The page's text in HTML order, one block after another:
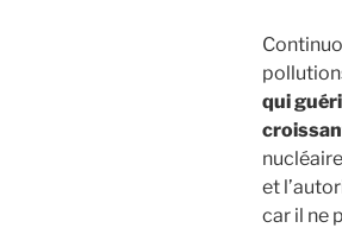
qui
et
car il ne